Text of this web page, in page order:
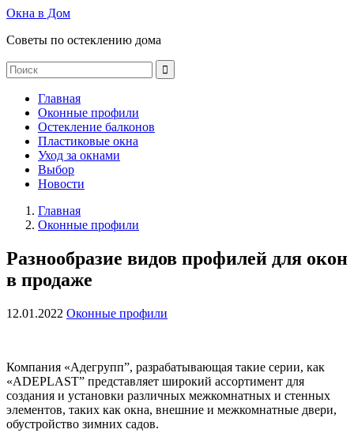
Окна в Дом
Советы по остеклению дома
Главная
Оконные профили
Остекление балконов
Пластиковые окна
Уход за окнами
Выбор
Новости
Главная
Оконные профили
Разнообразие видов профилей для окон
в продаже
12.01.2022 Оконные профили
Компания «Адегрупп”, разрабатывающая такие серии, как
«ADEPLAST” представляет широкий ассортимент для
создания и установки различных межкомнатных и стенных
элементов, таких как окна, внешние и межкомнатные двери,
обустройство зимних садов.